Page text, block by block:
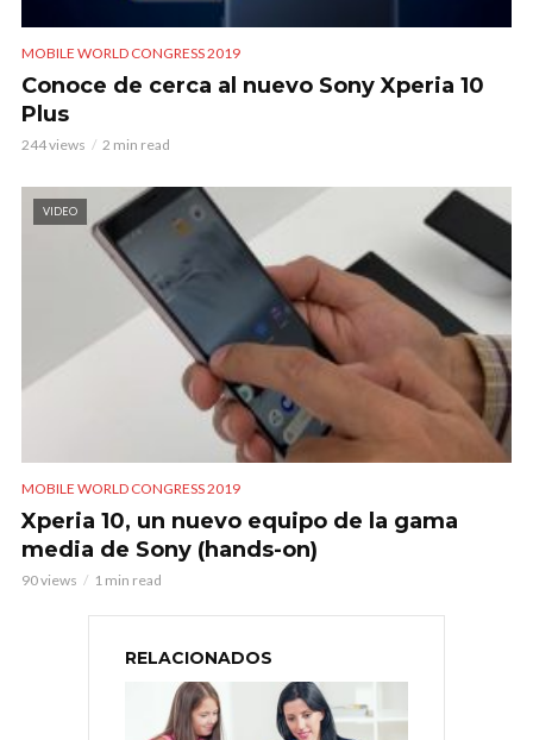
MOBILE WORLD CONGRESS 2019
Conoce de cerca al nuevo Sony Xperia 10
Plus
244 views 2 min read
VIDEO
MOBILE WORLD CONGRESS 2019
Xperia 10, un nuevo equipo de la gama
media de Sony (hands-on)
90 views 1 min read
RELACIONADOS